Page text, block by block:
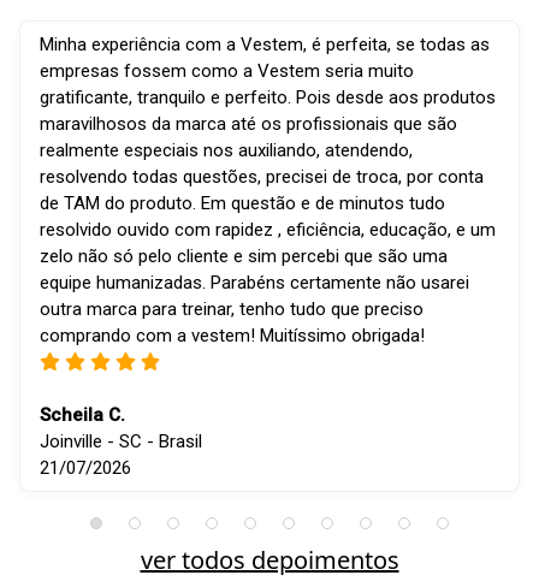
Minha experiência com a Vestem, é perfeita, se todas as
empresas fossem como a Vestem seria muito
gratificante, tranquilo e perfeito. Pois desde aos produtos
maravilhosos da marca até os profissionais que são
realmente especiais nos auxiliando, atendendo,
resolvendo todas questões, precisei de troca, por conta
de TAM do produto. Em questão e de minutos tudo
resolvido ouvido com rapidez , eficiência, educação, e um
zelo não só pelo cliente e sim percebi que são uma
equipe humanizadas. Parabéns certamente não usarei
outra marca para treinar, tenho tudo que preciso
comprando com a vestem! Muitíssimo obrigada!
Scheila C.
Joinville - SC - Brasil
21/07/2026
ver todos depoimentos